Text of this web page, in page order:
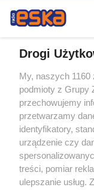
Żaden utwór
rozpowszechniany lub
tym także
eksploatacji w
Internecie bez
wykorzystanie
tzn. bez właściwej
ścigane prawnie.
Drogi
My, naszych 1160
podmioty z Grupy
przechowujemy
przetwarzamy
identyfikatory,
urządzenie czy
treści, pomiar
ulepszanie usług.